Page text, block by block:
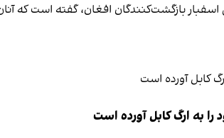
اسفبار بازگشت‌کنندگان افغان، گفته است
به ارگ کابل آورده است